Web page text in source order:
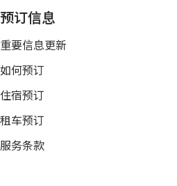
预订信息
重要信息更新
如何预订
住宿预订
租车预订
服务条款